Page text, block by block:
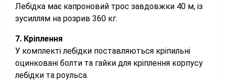
Лебідка має капроновий трос завдовжки 40 м, із
зусиллям на розрив 360 кг.
7. Кріплення
У комплекті лебідки поставляються кріпильні
оцинковані болти та гайки для кріплення корпусу
лебідки та роульса.